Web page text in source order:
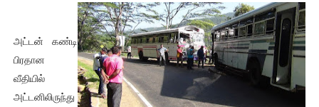
சிறுமியை பாலியல் வன்கொடுமை செய்த முதியவருக்கு
பிரபல நடிகை தூக்கிட்டு தற்கொலை!
வடிவேலுவுக்கு நீதிமன்றம் விதித்துள்ள அதிரடி உத்தரவு!
அட்டன் கண்டி
பிரதான
வீதியில்
அட்டனிலிருந்து